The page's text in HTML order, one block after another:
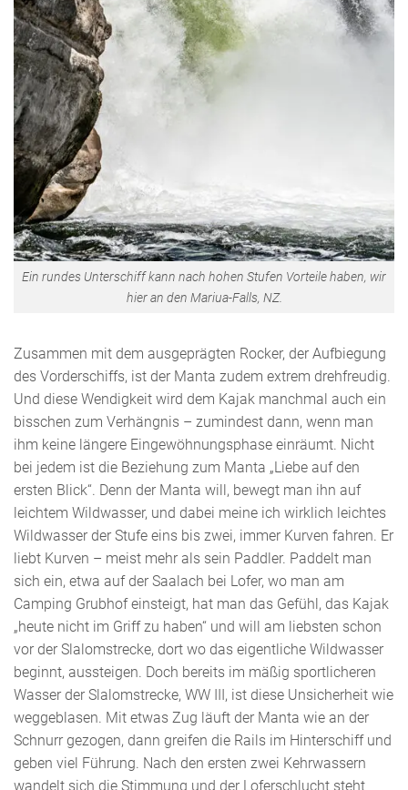
Ein rundes Unterschiff kann nach hohen Stufen Vorteile haben, wir
hier an den Mariua-Falls, NZ.
Zusammen mit dem ausgeprägten Rocker, der Aufbiegung
des Vorderschiffs, ist der Manta zudem extrem drehfreudig.
Und diese Wendigkeit wird dem Kajak manchmal auch ein
bisschen zum Verhängnis – zumindest dann, wenn man
ihm keine längere Eingewöhnungsphase einräumt. Nicht
bei jedem ist die Beziehung zum Manta „Liebe auf den
ersten Blick“. Denn der Manta will, bewegt man ihn auf
leichtem Wildwasser, und dabei meine ich wirklich leichtes
Wildwasser der Stufe eins bis zwei, immer Kurven fahren. Er
liebt Kurven – meist mehr als sein Paddler. Paddelt man
sich ein, etwa auf der Saalach bei Lofer, wo man am
Camping Grubhof einsteigt, hat man das Gefühl, das Kajak
„heute nicht im Griff zu haben“ und will am liebsten schon
vor der Slalomstrecke, dort wo das eigentliche Wildwasser
beginnt, aussteigen. Doch bereits im mäßig sportlicheren
Wasser der Slalomstrecke, WW III, ist diese Unsicherheit wie
weggeblasen. Mit etwas Zug läuft der Manta wie an der
Schnurr gezogen, dann greifen die Rails im Hinterschiff und
geben viel Führung. Nach den ersten zwei Kehrwassern
wandelt sich die Stimmung und der Loferschlucht steht